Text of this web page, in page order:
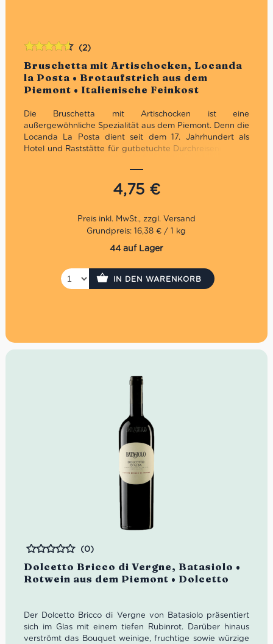
Bruschetta mit Artischocken, Locanda
la Posta • Brotaufstrich aus dem
Piemont • Italienische Feinkost
(2)
Die Bruschetta mit Artischocken ist eine
außergewöhnliche Spezialität aus dem Piemont. Denn die
Locanda La Posta dient seit dem 17. Jahrhundert als
Hotel und Raststätte für gutbetuchte Durchreisende. Seit
Gäste mit vorzüglichen Speisen und selbst kreierten
Delikatessen nach allen Regeln der Kunst. Damit die
reisenden Gäste genügend Proviant mit adäquater
Leckereien in Gläser zu haltbar verpacken.
4,75 €
Bewertet
mit4.50
von 5
Grundpreis: 16,38 € / 1 kg
44 auf Lager
IN DEN WARENKORB
Dolcetto Bricco di Vergne, Batasiolo •
Rotwein aus dem Piemont • Dolcetto
Bewertet
(0)
Der Dolcetto Bricco di Vergne von Batasiolo präsentiert
sich im Glas mit einem tiefen Rubinrot. Darüber hinaus
verströmt das Bouquet weinige, fruchtige sowie würzige